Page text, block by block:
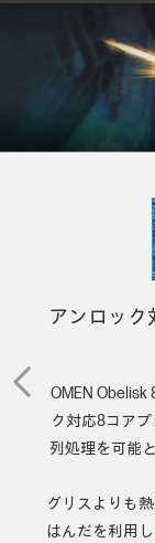
アンロック
OMEN Obelisk
ク対応8コア
列処理を可能
グリスよりも
はんだを利用